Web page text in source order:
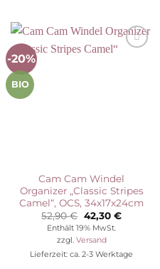
-20%
BIO
Cam Cam Windel
Organizer „Classic Stripes
Camel“, OCS, 34x17x24cm
52,90€ Ursprünglicher
Preis
war:
52,90 €
42,30 €Aktueller
Enthält 19% MwSt.
zzgl. Versand
Lieferzeit: ca. 2-3 Werktage